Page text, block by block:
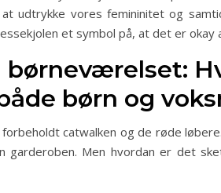
udtrykke vores femininitet og
et symbol på, at det er
børneværelset:
børn og
catwalken og de røde
garderoben. Men hvordan er det